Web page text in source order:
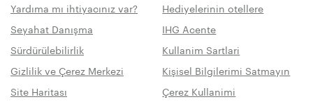
Yardıma mı ihtiyacınız var?
Hediyelerinin otellere
Seyahat Danışma
IHG Acente
Sürdürülebilirlik
Kullanim Sartlari
Gizlilik ve Çerez Merkezi
Kişisel Bilgilerimi Satmayın
Site Haritası
Çerez Kullanimi